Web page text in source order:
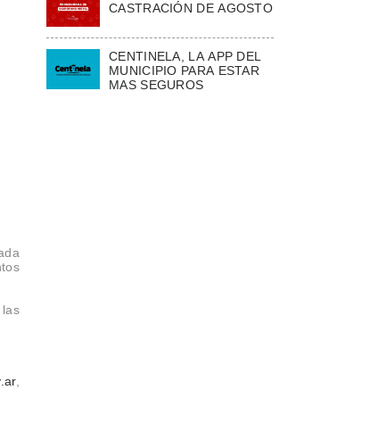
,
CASTRACIÓN DE AGOSTO
CENTINELA, LA APP DEL
MUNICIPIO PARA ESTAR
MAS SEGUROS